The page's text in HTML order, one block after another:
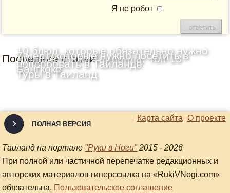
Я не робот
Последние статьи
Лучшие пляжи Таиланда: Топ-13
10 блюд, которые обязательно нужно
попробовать в Таиланде
7 мест, которые нужно посетить в
Бангкоке
Туры в Таиланд
О проекте
Карта сайта
ПОЛНАЯ ВЕРСИЯ
Таиланд на портале "Руки в Ноги" 2015 - 2026
При полной или частичной перепечатке редакционных и
авторских материалов гиперссылка на «RukiVNogi.com»
обязательна. Пользовательское соглашение